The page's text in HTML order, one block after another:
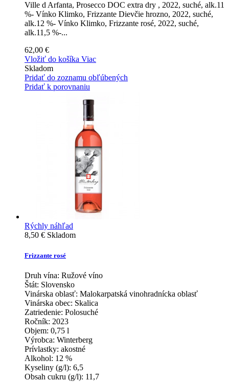
Ville d Arfanta, Prosecco DOC extra dry , 2022, suché, alk.11
%- Vínko Klimko, Frizzante Dievčie hrozno, 2022, suché,
alk.12 %- Vínko Klimko, Frizzante rosé, 2022, suché,
alk.11,5 %-...
62,00 €
Vložiť do košíka Viac
Skladom
Pridať do zoznamu obľúbených
Pridať k porovnaniu
Rýchly náhľad
8,50 € Skladom
Frizzante rosé
Druh vína: Ružové víno
Štát: Slovensko
Vinárska oblasť: Malokarpatská vinohradnícka oblasť
Vinárska obec: Skalica
Zatriedenie: Polosuché
Ročník: 2023
Objem: 0,75 l
Výrobca: Winterberg
Prívlastky: akostné
Alkohol: 12 %
Kyseliny (g/l): 6,5
Obsah cukru (g/l): 11,7